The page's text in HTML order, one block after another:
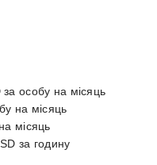
особу на місяць
на місяць
місяць
за годину